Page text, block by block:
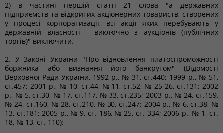
2) в частині першій статті 21 слова "а державних
підприємств та відкритих акціонерних товариств, створених
у процесі корпоратизації, всі акції яких перебувають у
державній власності - виключно з аукціонів (публічних
торгів)" виключити.
2. У Законі України "Про відновлення платоспроможності
боржника або визнання його банкрутом" (Відомості
Верховної Ради України, 1992 р., № 31, ст.440; 1999 р., № 51,
ст.457; 2001 р., № 10, ст.44, № 11, ст.52, № 25-26, ст.131; 2002
р., № 5, ст.30, № 17, ст.117, № 33, ст.235; 2003 р., № 24, ст.159,
№ 24, ст.160, № 28, ст.210, № 30, ст.247; 2004 р., № 6, ст.38, №
13, ст.181; 2005 р., № 9, ст. 186, № 25, ст. 334; 2006 р., № 1, ст.
18, № 13, ст. 110):